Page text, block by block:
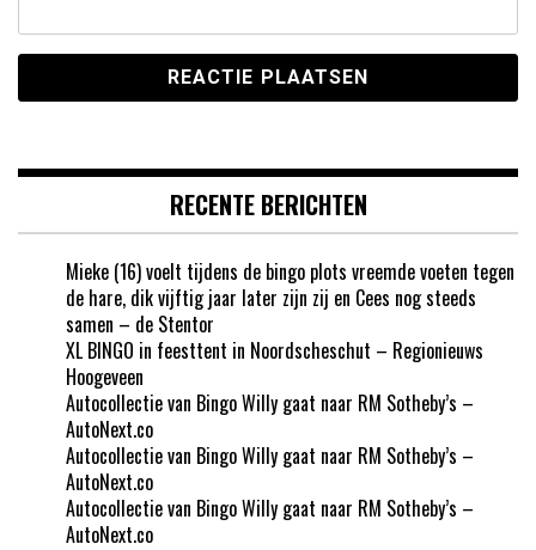
RECENTE BERICHTEN
Mieke (16) voelt tijdens de bingo plots vreemde voeten tegen
de hare, dik vijftig jaar later zijn zij en Cees nog steeds
samen – de Stentor
XL BINGO in feesttent in Noordscheschut – Regionieuws
Hoogeveen
Autocollectie van Bingo Willy gaat naar RM Sotheby’s –
AutoNext.co
Autocollectie van Bingo Willy gaat naar RM Sotheby’s –
AutoNext.co
Autocollectie van Bingo Willy gaat naar RM Sotheby’s –
AutoNext.co